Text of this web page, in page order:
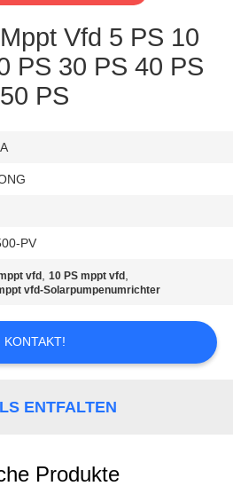
Vfd 5 PS 10
PS 30 PS 40 PS
50 PS
PV
vfd ,10 PS mppt vfd ,
vfd-Solarpumpenumrichter
KONTAKT!
ENTFALTEN
Produkte